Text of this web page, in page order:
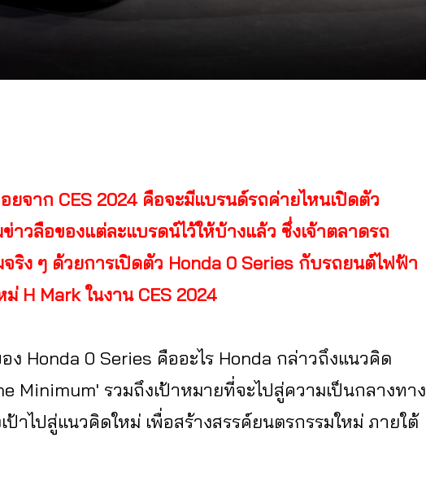
จาก CES 2024 คือจะมีแบรนด์รถค่ายไหนเปิดตัว
ข่าวลือของแต่ละแบรดน์ไว้ให้บ้างแล้ว ซึ่งเจ้าตลาดรถ
ริง ๆ ด้วยการเปิดตัว Honda 0 Series กับรถยนต์ไฟฟ้า
H Mark ในงาน CES 2024
Honda 0 Series คืออะไร Honda กล่าวถึงแนวคิด
Minimum' รวมถึงเป้าหมายที่จะไปสู่ความเป็นกลางทาง
าไปสู่แนวคิดใหม่ เพื่อสร้างสรรค์ยนตรกรรมใหม่ ภายใต้